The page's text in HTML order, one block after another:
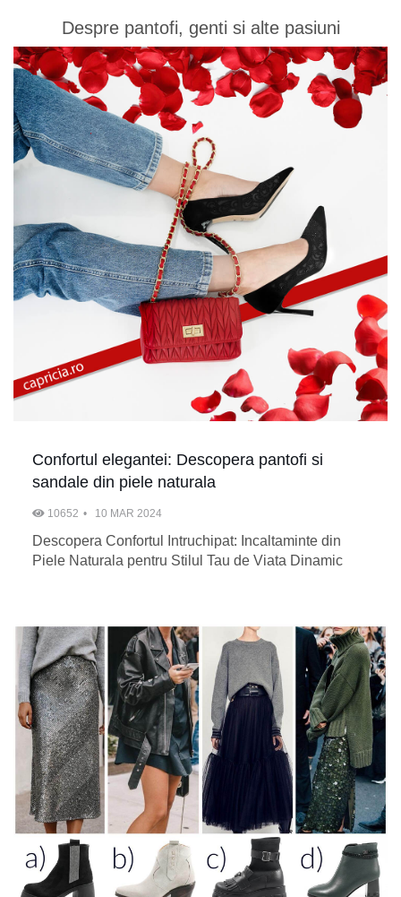
Despre pantofi, genti si alte pasiuni
Confortul elegantei: Descopera pantofi si
sandale din piele naturala
10652 10 MAR 2024
Descopera Confortul Intruchipat: Incaltaminte din
Piele Naturala pentru Stilul Tau de Viata Dinamic